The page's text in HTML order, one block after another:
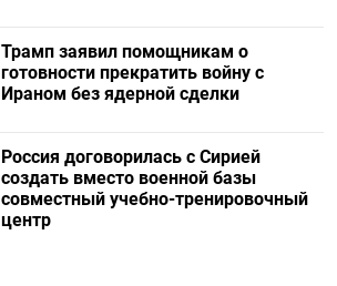
Трамп заявил помощникам о
готовности прекратить войну с
Ираном без ядерной сделки
Россия договорилась с Сирией
создать вместо военной базы
совместный учебно-тренировочный
центр